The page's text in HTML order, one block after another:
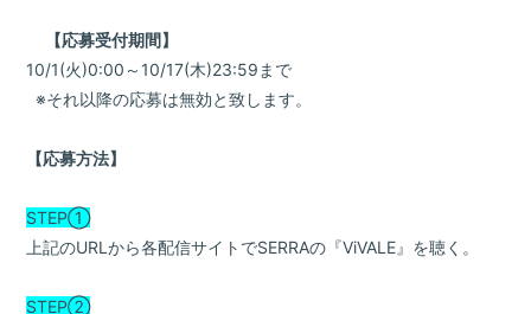
【応募受付期間】
10/1(火)0:00～10/17(木)23:59まで
※それ以降の応募は無効と致します。
【応募方法】
STEP①
上記のURLから各配信サイトでSERRAの『ViVALE』を聴く。
STEP②